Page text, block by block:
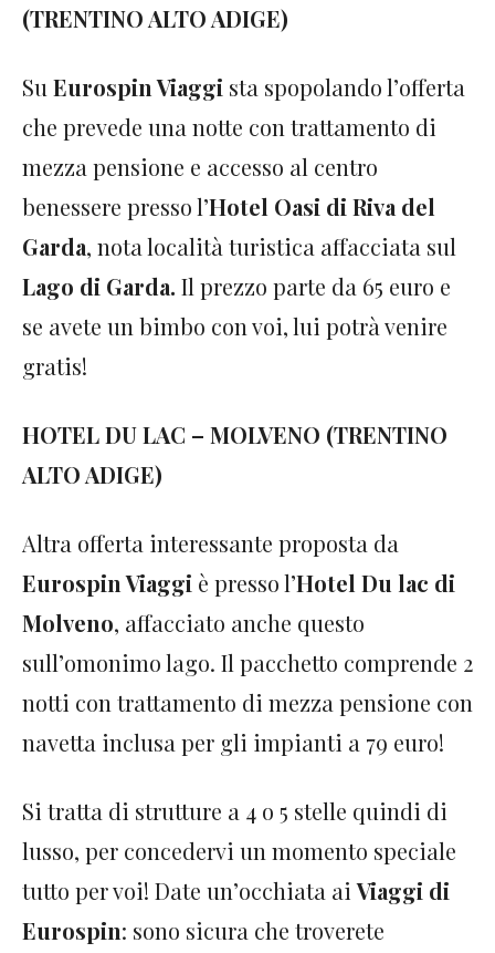
(TRENTINO ALTO ADIGE)
Su Eurospin Viaggi sta spopolando l’offerta
che prevede una notte con trattamento di
mezza pensione e accesso al centro
benessere presso l’Hotel Oasi di Riva del
Garda, nota località turistica affacciata sul
Lago di Garda. Il prezzo parte da 65 euro e
se avete un bimbo con voi, lui potrà venire
gratis!
HOTEL DU LAC – MOLVENO (TRENTINO
ALTO ADIGE)
Altra offerta interessante proposta da
Eurospin Viaggi è presso l’Hotel Du lac di
Molveno, affacciato anche questo
sull’omonimo lago. Il pacchetto comprende 2
notti con trattamento di mezza pensione con
navetta inclusa per gli impianti a 79 euro!
Si tratta di strutture a 4 o 5 stelle quindi di
lusso, per concedervi un momento speciale
tutto per voi! Date un’occhiata aiViaggi di
Eurospin: sono sicura che troverete